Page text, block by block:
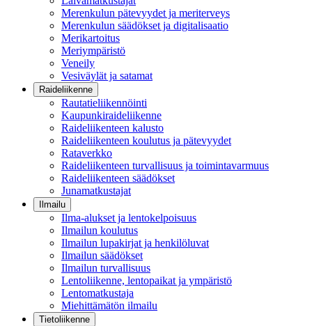
Merenkulun pätevyydet ja meriterveys
Merenkulun säädökset ja digitalisaatio
Merikartoitus
Meriympäristö
Veneily
Vesiväylät ja satamat
Raideliikenne
Rautatieliikennöinti
Kaupunkiraideliikenne
Raideliikenteen kalusto
Raideliikenteen koulutus ja pätevyydet
Rataverkko
Raideliikenteen turvallisuus ja toimintavarmuus
Raideliikenteen säädökset
Junamatkustajat
Ilmailu
Ilma-alukset ja lentokelpoisuus
Ilmailun koulutus
Ilmailun lupakirjat ja henkilöluvat
Ilmailun säädökset
Ilmailun turvallisuus
Lentoliikenne, lentopaikat ja ympäristö
Lentomatkustaja
Miehittämätön ilmailu
Tietoliikenne